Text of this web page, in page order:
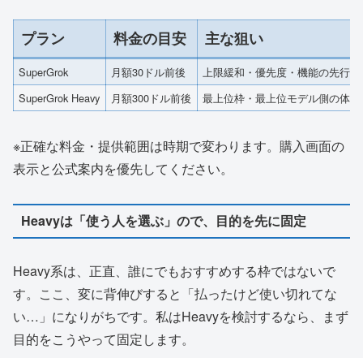
プラン 料金の目安 主な狙い
SuperGrok 月額30ドル前後
上限緩和・優先度・機能の先行
SuperGrok Heavy
月額300ドル前後 最上位枠・最上位モデル側の体験
※正確な料金・提供範囲は時期で変わります。購入画面の
表示と公式案内を優先してください。
Heavyは「使う人を選ぶ」ので、目的を先に固定
Heavy系は、正直、誰にでもおすすめする枠ではないで
す。ここ、変に背伸びすると「払ったけど使い切れてな
い…」になりがちです。私はHeavyを検討するなら、まず
目的をこうやって固定します。